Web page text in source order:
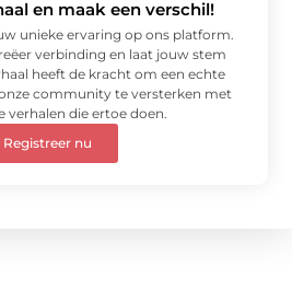
en maak een verschil!
unieke ervaring op ons platform.
verbinding en laat jouw stem
heeft de kracht om een echte
community te versterken met
verhalen die ertoe doen.
Registreer nu